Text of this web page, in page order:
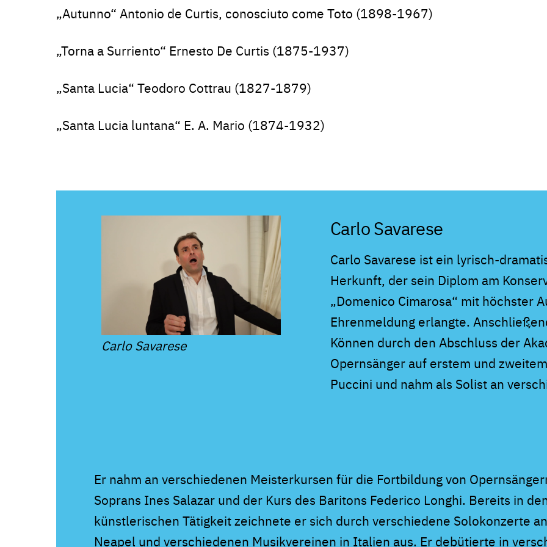
„Autunno“ Antonio de Curtis, conosciuto come Toto (1898-1967)
„Torna a Surriento“ Ernesto De Curtis (1875-1937)
„Santa Lucia“ Teodoro Cottrau (1827-1879)
„Santa Lucia luntana“ E. A. Mario (1874-1932)
Carlo Savarese
Carlo Savarese
Carlo Savarese ist ein lyrisch-
Herkunft, der sein Diplom am
„Domenico Cimarosa“ mit höchster
Ehrenmeldung erlangte.
Können durch den Abschluss der
Opernsänger auf erstem und
Puccini und nahm als Solist an
Er nahm an verschiedenen Meisterkursen für die Fortbildung von
Soprans Ines Salazar und der Kurs des Baritons Federico Longhi. Bereits in
künstlerischen Tätigkeit zeichnete er sich durch verschiedene Solokonzerte
Neapel und verschiedenen Musikvereinen in Italien aus. Er debütierte in